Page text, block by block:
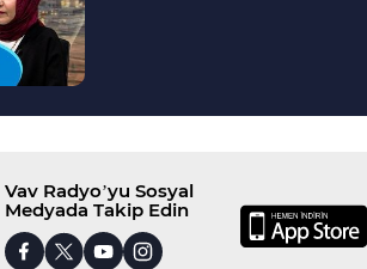
Vav Radyo’yu Sosyal
Medyada Takip Edin